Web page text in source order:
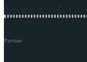
Partner